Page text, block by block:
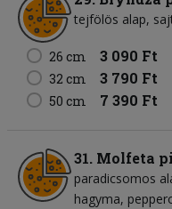
tejfölös alap
26 cm 3 090 Ft
32 cm 3 790 Ft
50 cm 7 390 Ft
31. Molfeta
paradicsomos
hagyma